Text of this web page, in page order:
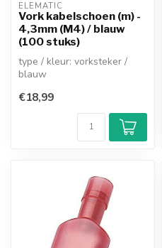
ELEMATIC
Vork kabelschoen (m) -
4,3mm (M4) / blauw
(100 stuks)
type / kleur: vorksteker /
blauw
breedte vork openin...
€18,99